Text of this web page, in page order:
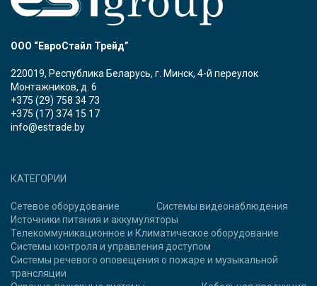
ООО “ЕвроСтайл Трейд”
220019, Республика Беларусь, г. Минск, 4-й переулок
Монтажников, д. 6
+375 (29) 758 34 73
+375 (17) 374 15 17
info@estrade.by
КАТЕГОРИИ
Сетевое оборудование
Системы видеонаблюдения
Источники питания и аккумуляторы
Телекоммуникационное и Климатическое оборудование
Системы контроля и управления доступом
Системы речевого оповещения о пожаре и музыкальной
трансляции